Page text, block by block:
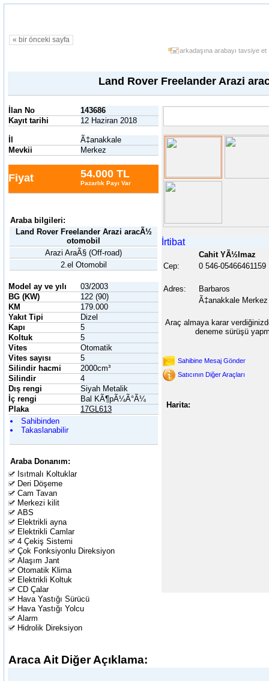
« bir önceki sayfa
arkadaşına arabayı tavsiye et
Land Rover Freelander Arazi
İlan No
143686
Kayıt tarihi
12 Haziran 2018
Ã‡anakkale
Mevkii
Merkez
Fiyat 54.000 TL
Pazarlık Payı Var
Araba bilgileri:
Land Rover Freelander Arazi aracÃ½
otomobil
Arazi AraÃ§ (Off-road)
2.el Otomobil
Model ay ve yılı
03/2003
BG (KW)
122 (90)
KM
179.000
Yakıt Tipi
Dizel
Kapı
5
Koltuk
5
Vites
Otomatik
Vites sayısı
5
Silindir hacmi
2000cm³
Silindir
4
Dış rengi
Siyah Metalik
İç rengi
Bal KÃ¶pÃ¼Ã°Ã¼
Plaka
17GL613
Sahibinden
Takaslanabilir
Araba Donanım:
Isıtmalı Koltuklar
Deri Döşeme
Cam Tavan
Merkezi kilit
ABS
Elektrikli ayna
Elektrikli Camlar
4 Çekiş Sistemi
Çok Fonksiyonlu Direksiyon
Alaşım Jant
Otomatik Klima
Elektrikli Koltuk
CD Çalar
Hava Yastığı Sürücü
Hava Yastığı Yolcu
Alarm
Hidrolik Direksiyon
İrtibat
Cahit YÃ½lmaz
Cep:
0 546-05466461159
Adres:
Barbaros
Ã‡anakkale Merkez
Araç almaya karar
deneme sürüşü
Sahibine Mesaj Gönder
Satıcının Diğer Araçları
Harita:
Araca Ait Diğer Açıklama: